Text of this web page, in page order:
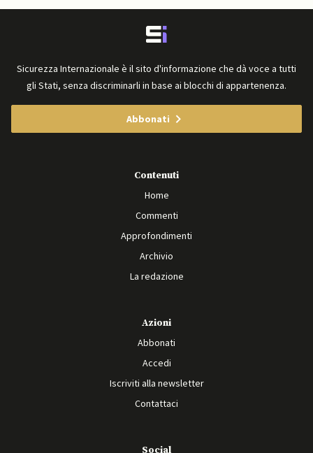
Sicurezza Internazionale è il sito d'informazione che dà voce a tutti
gli Stati, senza discriminarli in base ai blocchi di appartenenza.
Abbonati
Contenuti
Home
Commenti
Approfondimenti
Archivio
La redazione
Azioni
Abbonati
Accedi
Iscriviti alla newsletter
Contattaci
Social